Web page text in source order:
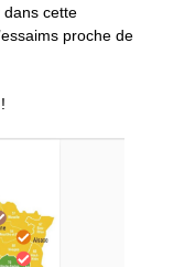
dans cette
proche de